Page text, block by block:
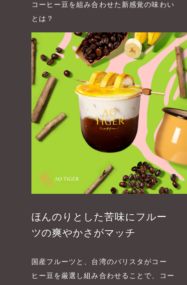
コーヒー豆を組み合わせた新感覚の味わい
とは？
ほんのりとした苦味にフルー
ツの爽やかさがマッチ
国産フルーツと、台湾のバリスタがコー
ヒー豆を厳選し組み合わせることで、コー